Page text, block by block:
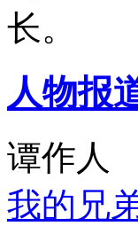
长。
人物报
谭作人
我的兄